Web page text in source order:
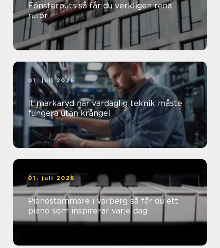
Fönsterputs så får du verkligen rena
rutor
01. juli 2026
It markaryd när vardaglig teknik måste
fungera utan krångel
01. juli 2026
Pianostämmare i varberg så får du ett
piano som inspirerar varje dag